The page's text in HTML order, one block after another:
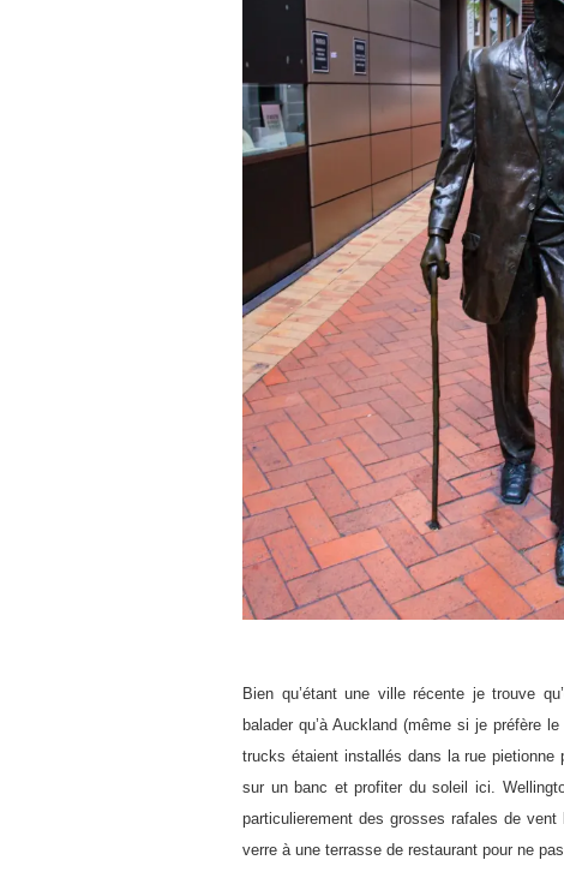
Bien qu’étant une ville récente je trouve
balader qu’à Auckland (même si je préfère
trucks étaient installés dans la rue pietionne
sur un banc et profiter du soleil ici.
particulierement des grosses rafales de
verre à une terrasse de restaurant pour ne